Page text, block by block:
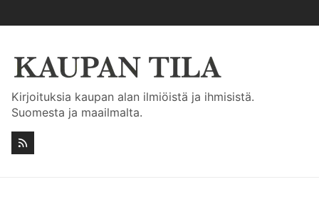
Kirjoituksia kaupan alan ilmiöistä ja ihmisistä.
Suomesta ja maailmalta.